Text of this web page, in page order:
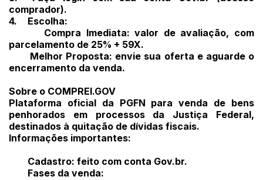
comprador).
4.
Escolha:
Compra Imediata: valor de avaliação, com
parcelamento de 25% + 59X.
Melhor Proposta: envie sua oferta e aguarde o
encerramento da venda.
Sobre o COMPREI.GOV
Plataforma oficial da PGFN para venda de bens
penhorados em processos da Justiça Federal,
destinados à quitação de dívidas fiscais.
Informações importantes:
Cadastro: feito com conta Gov.br.
Fases da venda: